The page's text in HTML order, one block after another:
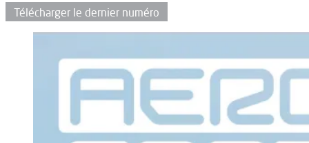
Télécharger le dernier numéro